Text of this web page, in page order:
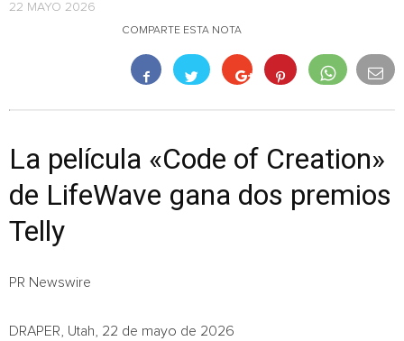
22 MAYO 2026
COMPARTE ESTA NOTA
La película «Code of Creation»
de LifeWave gana dos premios
Telly
PR Newswire
DRAPER, Utah, 22 de mayo de 2026